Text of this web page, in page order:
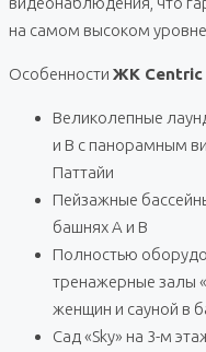
на самом высоком
Особенности ЖК Centric
Великолепные
и B с панорамным
Паттайи
Пейзажные
башнях A и B
Полностью
тренажерные залы
женщин и сауной в
Сад «Sky» на 3-м